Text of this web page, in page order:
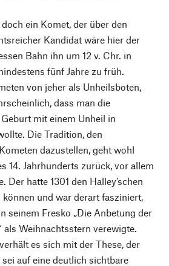
ein Komet, der über den
Kandidat wäre hier der
Bahn ihn um 12 v. Chr. in
fünf Jahre zu früh.
von jeher als Unheilsboten,
dass man die
mit einem Unheil in
Die Tradition, den
dazustellen, geht wohl
14. Jahrhunderts zurück, vor allem
Der hatte 1301 den Halley’schen
und war derart fasziniert,
seinem Fresko „Die Anbetung der
als Weihnachtsstern verewigte.
es sich mit der These, der
auf eine deutlich sichtbare